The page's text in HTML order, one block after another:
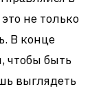
не только
В конце
чтобы быть
выглядеть